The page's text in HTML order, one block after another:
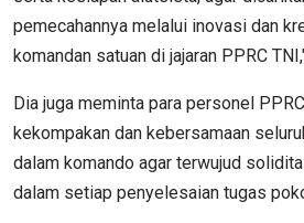
pemecahannya melalui inovasi dan
komandan satuan di jajaran PPRC
Dia juga meminta para personel
kekompakan dan kebersamaan
dalam komando agar terwujud
dalam setiap penyelesaian tugas